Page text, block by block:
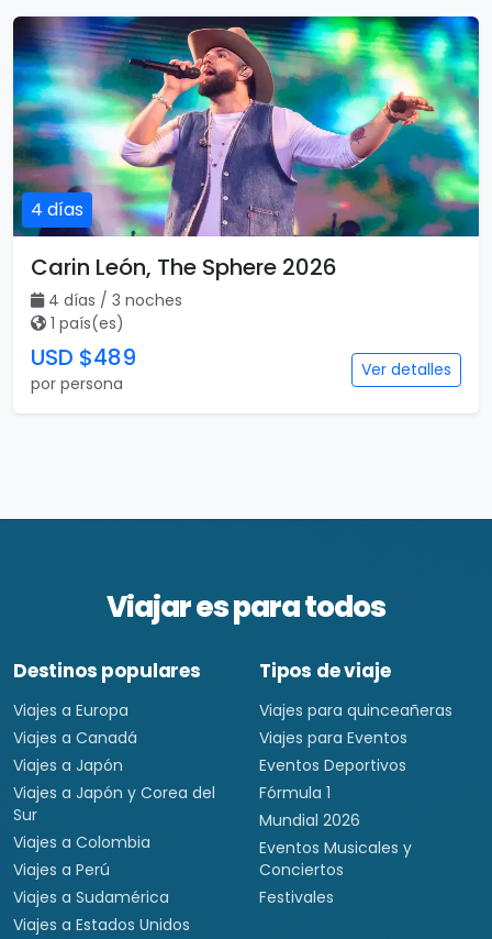
4 días
Carin León, The Sphere 2026
4 días / 3 noches
1 país(es)
USD $489
por persona
Ver detalles
Viajar es para todos
Destinos populares
Viajes a Europa
Viajes a Canadá
Viajes a Japón
Viajes a Japón y Corea del
Sur
Viajes a Colombia
Viajes a Perú
Viajes a Sudamérica
Viajes a Estados Unidos
Tipos de viaje
Viajes para quinceañeras
Viajes para Eventos
Eventos Deportivos
Fórmula 1
Mundial 2026
Eventos Musicales y
Conciertos
Festivales